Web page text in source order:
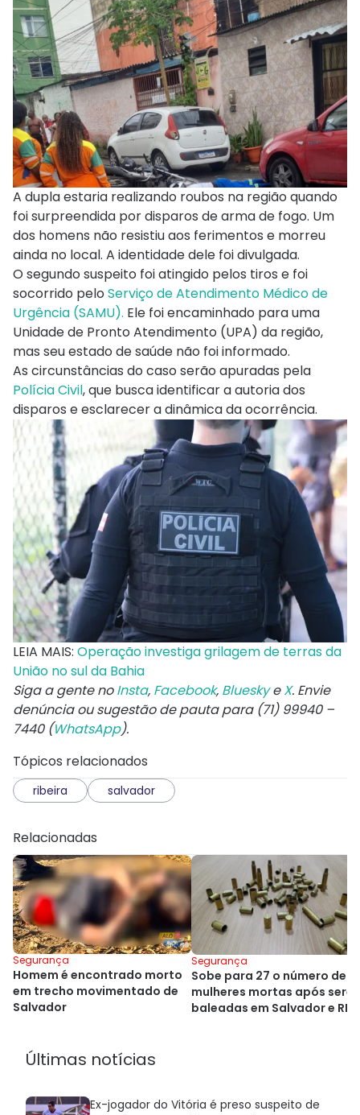
A dupla estaria realizando roubos na região quando
foi surpreendida por disparos de arma de fogo. Um
dos homens não resistiu aos ferimentos e morreu
ainda no local. A identidade dele foi divulgada.
O segundo suspeito foi atingido pelos tiros e foi
socorrido pelo Serviço de Atendimento Médico de
Urgência (SAMU). Ele foi encaminhado para uma
Unidade de Pronto Atendimento (UPA) da região,
mas seu estado de saúde não foi informado.
As circunstâncias do caso serão apuradas pela
Polícia Civil, que busca identificar a autoria dos
disparos e esclarecer a dinâmica da ocorrência.
LEIA MAIS: Operação investiga grilagem de terras da
União no sul da Bahia
Siga a gente noInsta, Facebook, BlueskyeX. Envie
denúncia ou sugestão de pauta para (71) 99940 –
7440 (WhatsApp).
Tópicos relacionados
ribeira salvador
Relacionadas
Segurança
Homem é encontrado morto
em trecho movimentado de
Salvador
Segurança
Sobe para 27 o número de
mulheres mortas após
baleadas em Salvador e
Últimas notícias
Ex-jogador do Vitória é preso suspeito de